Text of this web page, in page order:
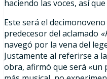
haciendo las voces, así
Este será el
predecesor del aclamado
navegó por la vena del
Justamente al referirse a
obra, afirmó que será «un